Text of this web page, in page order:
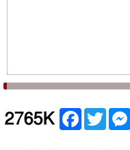
2765K Facebook